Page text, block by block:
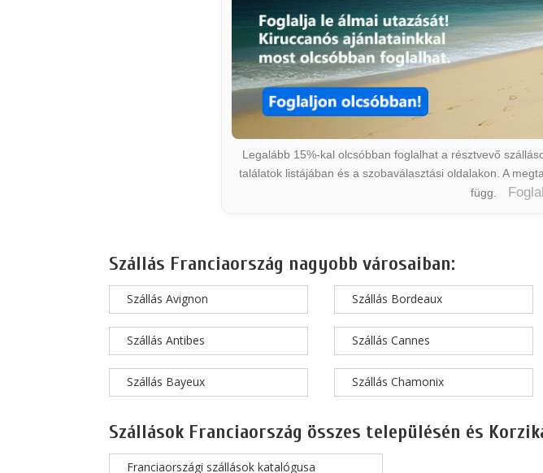
Legalább 15%-kal olcsóbban foglalhat a résztvevő
találatok listájában és a szobaválasztási oldalakon. A
függ.
Szállás Franciaország nagyobb városaiban:
Szállás Avignon
Szállás Antibes
Szállás Bayeux
Szállás Bordeaux
Szállás Cannes
Szállás Chamonix
Szállások Franciaország összes településén és
Franciaországi szállások katalógusa